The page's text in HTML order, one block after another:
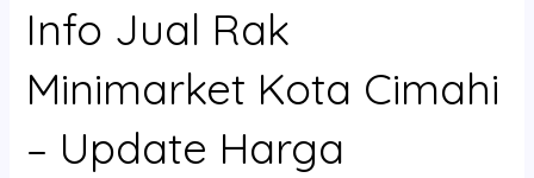
Info Jual Rak
Minimarket Kota Cimahi
– Update Harga